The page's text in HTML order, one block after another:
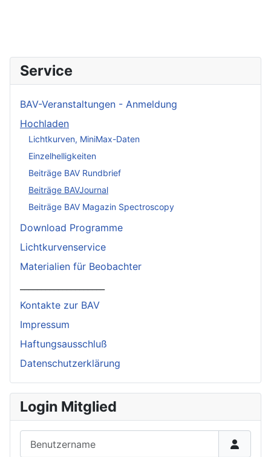
Service
BAV-Veranstaltungen - Anmeldung
Hochladen
Lichtkurven, MiniMax-Daten
Einzelhelligkeiten
Beiträge BAV Rundbrief
Beiträge BAVJournal
Beiträge BAV Magazin Spectroscopy
Download Programme
Lichtkurvenservice
Materialien für Beobachter
Kontakte zur BAV
Impressum
Haftungsausschluß
Datenschutzerklärung
Login Mitglied